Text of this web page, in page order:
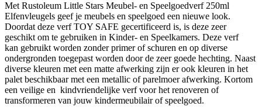
Met Rustoleum Little Stars Meubel- en Speelgoedverf 250ml
Elfenvleugels geef je meubels en speelgoed een nieuwe look.
Doordat deze verf TOY SAFE gecertificeerd is, is deze zeer
geschikt om te gebruiken in Kinder- en Speelkamers. Deze verf
kan gebruikt worden zonder primer of schuren en op diverse
ondergronden toegepast worden door de zeer goede hechting. Naast
diverse kleuren met een matte afwerking zijn er ook kleuren in het
palet beschikbaar met een metallic of parelmoer afwerking. Kortom
een veilige en kindvriendelijke verf voor het renoveren of
transformeren van jouw kindermeubilair of speelgoed.